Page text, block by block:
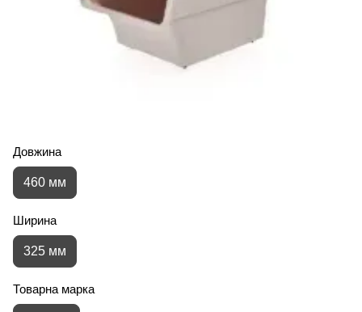
Довжина
460 мм
Ширина
325 мм
Товарна марка